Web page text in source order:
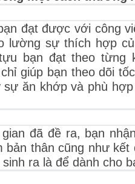
đạt được với công
lường sự thích hợp
bạn đạt theo từng
giúp bạn theo dõi
sự ăn khớp và phù
đã đề ra, bạn
bản thân cũng như kết
ra là để dành cho